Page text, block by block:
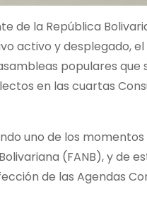
de la República
activo y desplegado,
populares que
en las cuartas
uno de los momentos
(FANB), y de
de las Agendas